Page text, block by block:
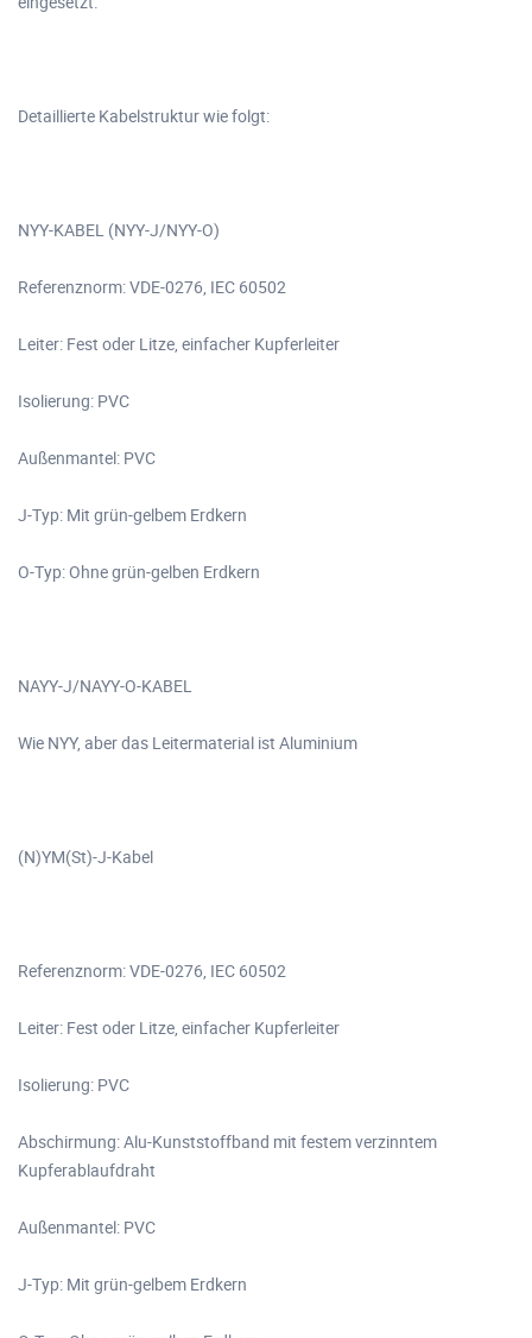
Detaillierte Kabelstruktur wie folgt:
NYY-KABEL (NYY-J/NYY-O)
Referenznorm: VDE-0276, IEC 60502
Leiter: Fest oder Litze, einfacher Kupferleiter
Isolierung: PVC
Außenmantel: PVC
J-Typ: Mit grün-gelbem Erdkern
O-Typ: Ohne grün-gelben Erdkern
NAYY-J/NAYY-O-KABEL
Wie NYY, aber das Leitermaterial ist Aluminium
(N)YM(St)-J-Kabel
Referenznorm: VDE-0276, IEC 60502
Leiter: Fest oder Litze, einfacher Kupferleiter
Isolierung: PVC
Abschirmung: Alu-Kunststoffband mit festem verzinntem
Kupferablaufdraht
Außenmantel: PVC
J-Typ: Mit grün-gelbem Erdkern